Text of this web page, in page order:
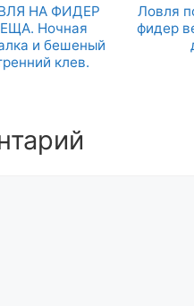
НА ФИДЕР
Ночная
и бешеный
клев.
Ловля
фидер